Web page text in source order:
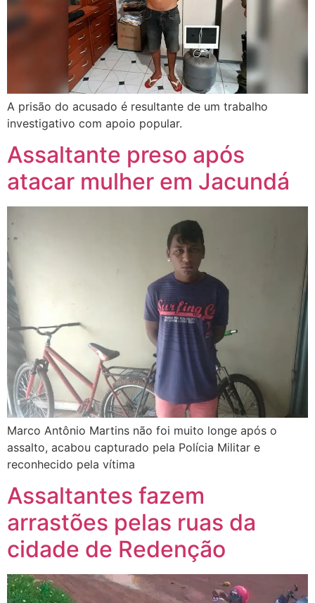
A prisão do acusado é resultante de um trabalho
investigativo com apoio popular.
Assaltante preso após
atacar mulher em Jacundá
Marco Antônio Martins não foi muito longe após o
assalto, acabou capturado pela Polícia Militar e
reconhecido pela vítima
Assaltantes fazem
arrastões pelas ruas da
cidade de Redenção